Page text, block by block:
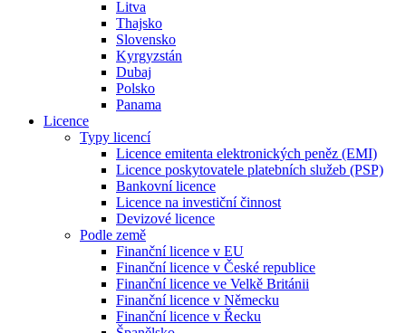
Litva
Thajsko
Slovensko
Kyrgyzstán
Dubaj
Polsko
Panama
Licence
Typy licencí
Licence emitenta elektronických peněz (EMI)
Licence poskytovatele platebních služeb (PSP)
Bankovní licence
Licence na investiční činnost
Devizové licence
Podle země
Finanční licence v EU
Finanční licence v České republice
Finanční licence ve Velkě Británii
Finanční licence v Německu
Finanční licence v Řecku